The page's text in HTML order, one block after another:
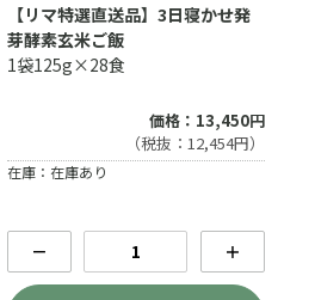
【リマ特選直送品】3日寝かせ発
芽酵素玄米ご飯
1袋125g×28食
価格：13,450円
（税抜：12,454円）
在庫：在庫あり
－ ＋